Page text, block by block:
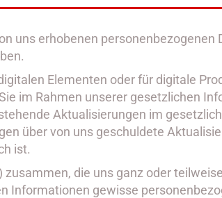
uns erhobenen personenbezogenen
Elementen oder für digitale
im Rahmen unserer gesetzlichen
Aktualisierungen im
über von uns geschuldete
ist.
die uns ganz oder
Informationen gewisse